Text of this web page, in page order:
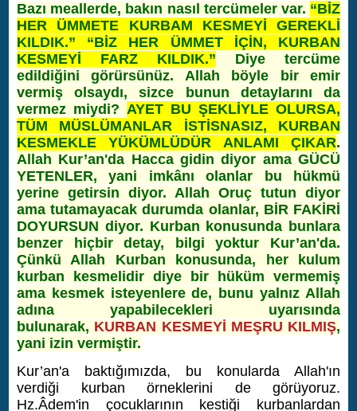
Bazı meallerde, bakın nasıl tercümeler var. “BİZ
HER ÜMMETE KURBAM KESMEYİ GEREKLİ
KILDIK.” “BİZ HER ÜMMET İÇİN, KURBAN
KESMEYİ FARZ KILDIK.” Diye tercüme
edildiğini görürsünüz. Allah böyle bir emir
vermiş olsaydı, sizce bunun detaylarını da
vermez miydi? AYET BU ŞEKLİYLE OLURSA,
TÜM MÜSLÜMANLAR İSTİSNASIZ, KURBAN
KESMEKLE YÜKÜMLÜDÜR ANLAMI ÇIKAR.
Allah Kur’an'da Hacca gidin diyor ama GÜCÜ
YETENLER, yani imkânı olanlar bu hükmü
yerine getirsin diyor. Allah Oruç tutun diyor
ama tutamayacak durumda olanlar, BİR FAKİRİ
DOYURSUN diyor. Kurban konusunda bunlara
benzer hiçbir detay, bilgi yoktur Kur’an'da.
Çünkü Allah Kurban konusunda, her kulum
kurban kesmelidir diye bir hüküm vermemiş
ama kesmek isteyenlere de, bunu yalnız Allah
adına yapabilecekleri uyarısında
bulunarak, KURBAN KESMEYİ MEŞRU KILMIŞ,
yani izin vermiştir.
Kur’an'a baktığımızda, bu konularda Allah'ın
verdiği kurban örneklerini de görüyoruz.
Hz.Âdem'in çocuklarının kestiği kurbanlardan